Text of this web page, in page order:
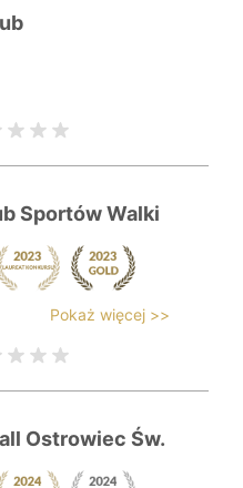
Sportów Walki
Pokaż więcej >>
Ostrowiec Św.